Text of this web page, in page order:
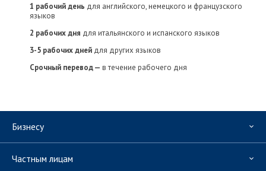
1 рабочий день для английского, немецкого и французского
языков
2 рабочих дня для итальянского и испанского языков
3-5 рабочих дней для других языков
Срочный перевод — в течение рабочего дня
Бизнесу
Частным лицам